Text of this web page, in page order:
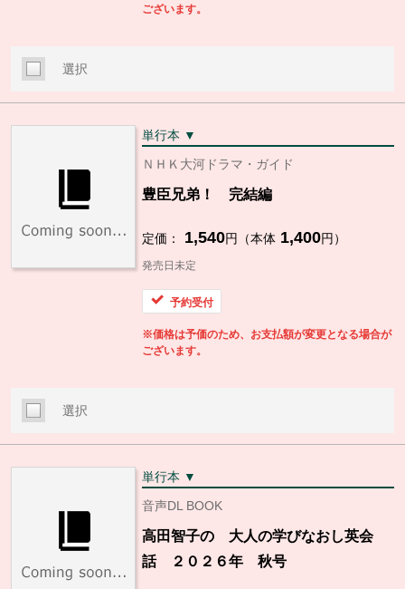
ございます。
選択
単行本 ▼
ＮＨＫ大河ドラマ・ガイド
豊臣兄弟！ 完結編
定価： 1,540円（本体 1,400円）
発売日未定
予約受付
※価格は予価のため、お支払額が変更となる場合が
ございます。
選択
単行本 ▼
音声DL BOOK
高田智子の 大人の学びなおし英会
話 ２０２６年 秋号